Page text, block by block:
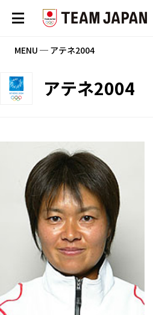
MENU ─ アテネ2004
アテネ2004